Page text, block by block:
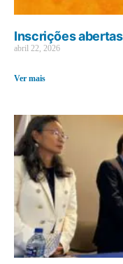
Inscrições
abril 22, 2026
Ver mais